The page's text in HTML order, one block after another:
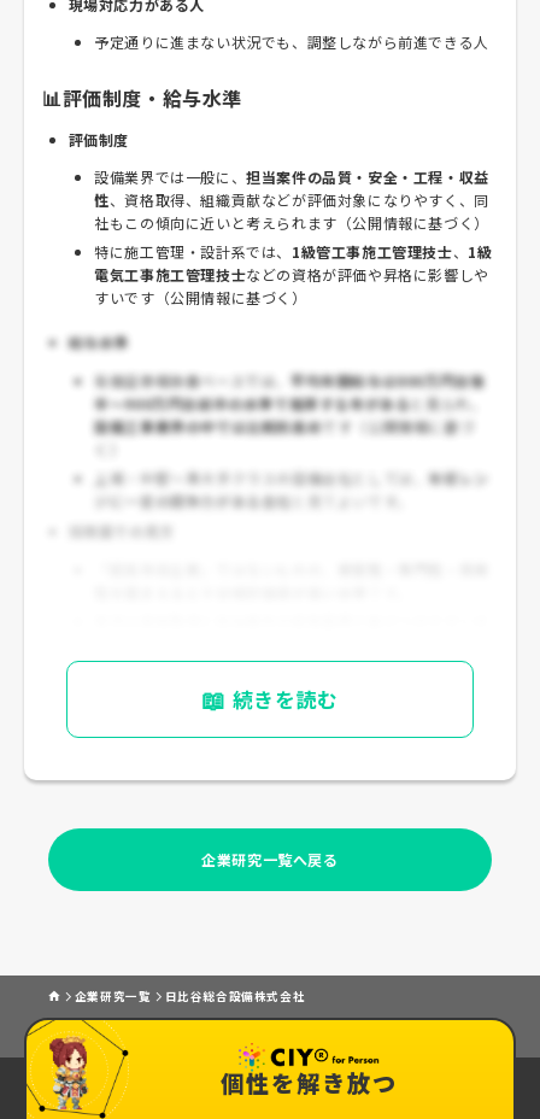
現場対応力がある人
予定通りに進まない状況でも、調整しながら前進できる人
📊評価制度・給与水準
評価制度
設備業界では一般に、担当案件の品質・安全・工程・収益
性、資格取得、組織貢献などが評価対象になりやすく、同
社もこの傾向に近いと考えられます（公開情報に基づく）
特に施工管理・設計系では、 1級管工事施工管理技士、 1級
電気工事施工管理技士などの資格が評価や昇格に影響しや
すいです（公開情報に基づく）
給与水準
有価証券報告書ベースでは、 平均年間給与は800万円台後
半〜900万円台前半の水準で推移する年があると見られ、
設備工事業界の中では比較的高めです（公開情報に基づ
上場・中堅〜準大手クラスの設備会社としては、 年収レン
ジに一定の競争力がある会社
採用面での見方
📖 続きを読む
企業研究一覧へ戻る
企業研究一覧 日比谷総合設備株式会社
個性を解き放つ